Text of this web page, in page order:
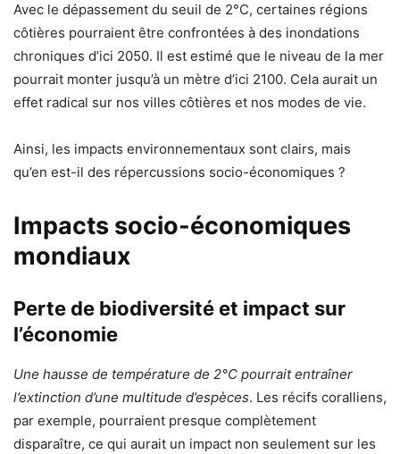
Avec le dépassement du seuil de 2°C, certaines régions
côtières pourraient être confrontées à des inondations
chroniques d’ici 2050. Il est estimé que le niveau de la mer
pourrait monter jusqu’à un mètre d’ici 2100. Cela aurait un
effet radical sur nos villes côtières et nos modes de vie.
Ainsi, les impacts environnementaux sont clairs, mais
qu’en est-il des répercussions socio-économiques ?
Impacts socio-économiques
mondiaux
Perte de biodiversité et impact sur
l’économie
Une hausse de température de 2°C pourrait entraîner
l’extinction d’une multitude d’espèces. Les récifs coralliens,
par exemple, pourraient presque complètement
disparaître, ce qui aurait un impact non seulement sur les